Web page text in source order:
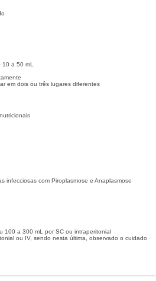
a 50 mL
em dois ou três lugares diferentes
infecciosas com Piroplasmose e Anaplasmose
100 a 300 mL por SC ou intraperitonial
ou IV, sendo nesta última, observado o cuidado